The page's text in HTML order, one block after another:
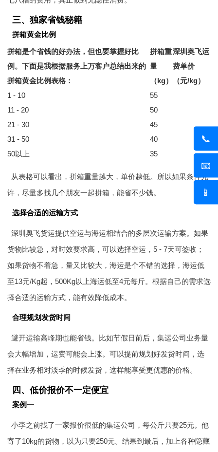
📞
📧
📱
三、独家省钱秘籍
拼箱黄金比例
拼箱是个省钱的好办法，但也要掌握好比
例。下面是我根据服务上万客户总结出来的
拼箱黄金比例表格：
拼箱重
量
（kg）
深圳奥飞运
费单价
（元/kg）
1 - 10
55
11 - 20
50
21 - 30
45
31 - 50
40
50以上
35
从表格可以看出，拼箱重量越大，单价越低。所以如果条件允
许，尽量多找几个朋友一起拼箱，能省不少钱。
选择合适的运输方式
深圳奥飞货运提供空运与海运相结合的多层次运输方案。如果
货物比较急，对时效要求高，可以选择空运，5 - 7天可签收；
如果货物不着急，量又比较大，海运是个不错的选择，海运低
至13元/Kg起，500Kg以上海运低至4元每斤。根据自己的需求选
择合适的运输方式，能有效降低成本。
合理规划发货时间
避开运输高峰期也能省钱。比如节假日前后，集运公司业务量
会大幅增加，运费可能会上涨。可以提前规划好发货时间，选
择在业务相对淡季的时候发货，这样能享受更优惠的价格。
四、低价报价不一定便宜
案例一
小李之前找了一家报价很低的集运公司，每公斤只要25元。他
寄了10kg的货物，以为只要250元。结果到最后，加上各种隐藏